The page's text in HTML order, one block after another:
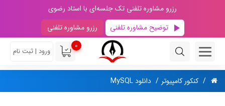
رزرو مشاوره تلفنی تک جلسه‌ای با استاد رضوی
توضیح مشاوره تلفنی
رزرو مشاوره تلفنی
0
ورود | ثبت نام
کنکور کامپیوتر دانلود MySQL